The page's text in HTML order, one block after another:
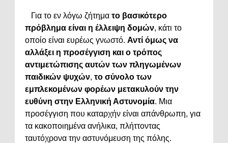
Για το εν λόγω ζήτημα το βασικότερο
πρόβλημα είναι η έλλειψη δομών, κάτι το
οποίο είναι ευρέως γνωστό. Αντί όμως να
αλλάξει η προσέγγιση και ο τρόπος
αντιμετώπισης αυτών των πληγωμένων
παιδικών ψυχών, το σύνολο των
εμπλεκομένων φορέων μετακυλούν την
ευθύνη στην Ελληνική Αστυνομία. Μια
προσέγγιση που καταρχήν είναι απάνθρωπη, για
τα κακοποιημένα ανήλικα, πλήττοντας
ταυτόχρονα την αστυνόμευση της πόλης.